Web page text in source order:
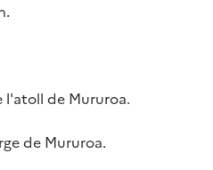
l'atoll de Mururoa.
de Mururoa.